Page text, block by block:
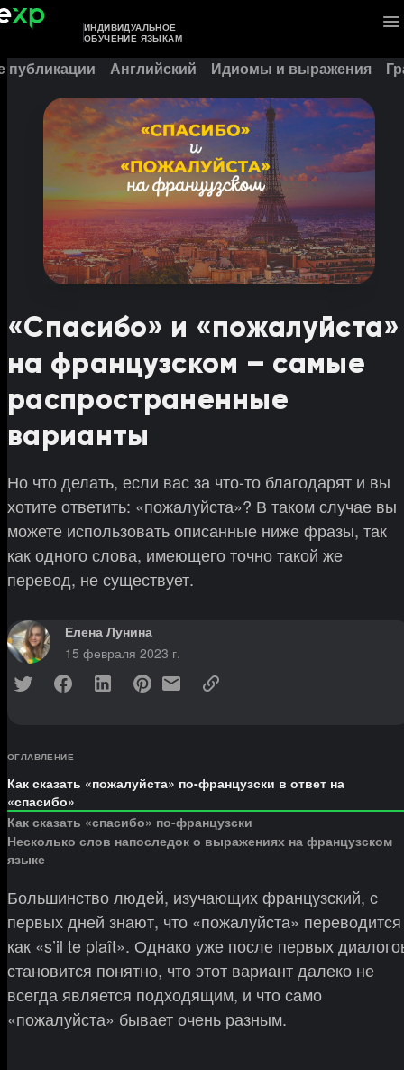
ИНДИВИДУАЛЬНОЕ
ОБУЧЕНИЕ ЯЗЫКАМ
публикации Английский Идиомы и выражения
«Спасибо» и «пожалуйста»
на французском – самые
распространенные
варианты
Но что делать, если вас за что-то благодарят и вы
хотите ответить: «пожалуйста»? В таком случае вы
можете использовать описанные ниже фразы, так
как одного слова, имеющего точно такой же
перевод, не существует.
Елена Лунина
15 февраля 2023 г.
ОГЛАВЛЕНИЕ
Как сказать «пожалуйста» по-французски в ответ на
«спасибо»
Как сказать «спасибо» по-французски
Несколько слов напоследок о выражениях на французском
языке
Большинство людей, изучающих французский, с
первых дней знают, что «пожалуйста» переводится
как «s’il te plaît». Однако уже после первых
становится понятно, что этот вариант далеко не
всегда является подходящим, и что само
«пожалуйста» бывает очень разным.